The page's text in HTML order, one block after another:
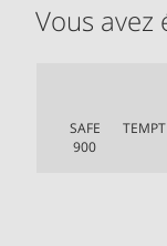
Vous
SAFE
900